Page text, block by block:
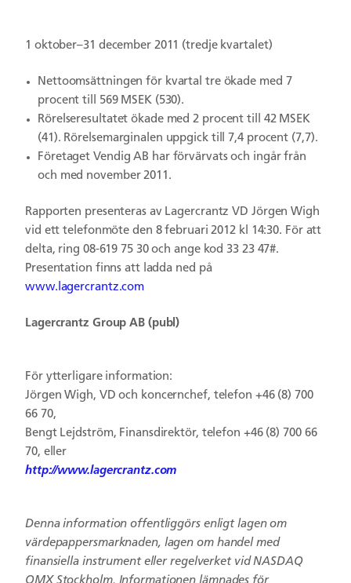
1 oktober–31 december 2011 (tredje kvartalet)
Nettoomsättningen för kvartal tre ökade med 7
procent till 569 MSEK (530).
Rörelseresultatet ökade med 2 procent till 42 MSEK
(41). Rörelsemarginalen uppgick till 7,4 procent (7,7).
Företaget Vendig AB har förvärvats och ingår från
och med november 2011.
Rapporten presenteras av Lagercrantz VD Jörgen Wigh
vid ett telefonmöte den 8 februari 2012 kl 14:30. För att
delta, ring 08-619 75 30 och ange kod 33 23 47#.
Presentation finns att ladda ned på
www.lagercrantz.com
Lagercrantz Group AB (publ)
För ytterligare information:
Jörgen Wigh, VD och koncernchef, telefon +46 (8) 700
66 70,
Bengt Lejdström, Finansdirektör, telefon +46 (8) 700 66
70, eller
http://www.lagercrantz.com
Denna information offentliggörs enligt lagen om
värdepappersmarknaden, lagen om handel med
finansiella instrument eller regelverket vid NASDAQ